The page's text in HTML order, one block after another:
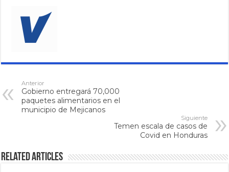
Anterior
Gobierno entregará 70,000
paquetes alimentarios en el
municipio de Mejicanos
Siguiente
Temen escala de casos de
Covid en Honduras
Related Articles